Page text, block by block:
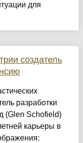
для
создатель
разработки
(Glen Schofield)
карьеры в